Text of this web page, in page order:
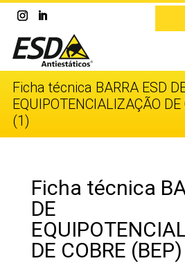
Ficha técnica BARRA ESD
EQUIPOTENCIALIZAÇÃO
(1)
Ficha técnica
DE
DE COBRE